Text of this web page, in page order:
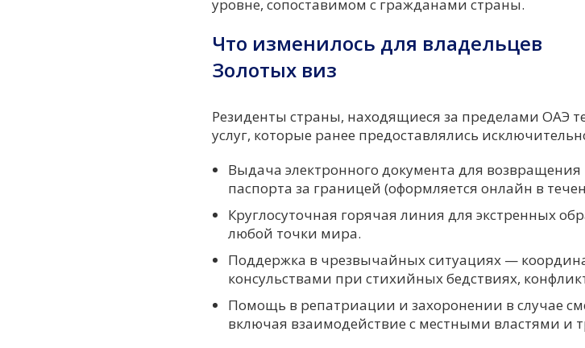
уровне, сопоставимом с гражданами страны.
Что изменилось для владельцев
Золотых виз
Резиденты страны, находящиеся за пределами ОАЭ
услуг, которые ранее предоставлялись
Выдача электронного документа для
паспорта за границей (оформляется онлайн в
Круглосуточная горячая линия для экстренных
любой точки мира.
Поддержка в чрезвычайных ситуациях —
консульствами при стихийных бедствиях,
Помощь в репатриации и захоронении в случае
включая взаимодействие с местными властями и